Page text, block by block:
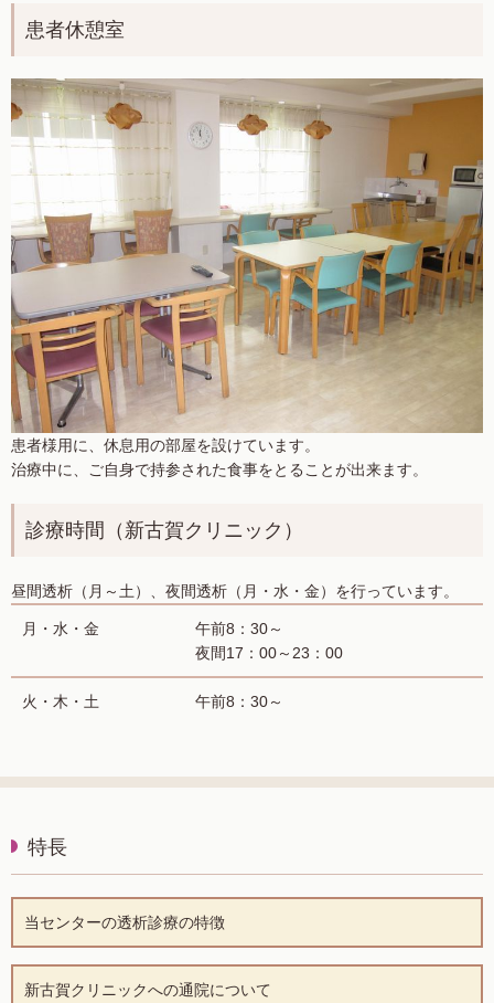
患者休憩室
患者様用に、休息用の部屋を設けています。
治療中に、ご自身で持参された食事をとることが出来ます。
診療時間（新古賀クリニック）
昼間透析（月～土）、夜間透析（月・水・金）を行っています。
月・水・金
午前8：30～
夜間17：00～23：00
火・木・土 午前8：30～
特長
当センターの透析診療の特徴
新古賀クリニックへの通院について